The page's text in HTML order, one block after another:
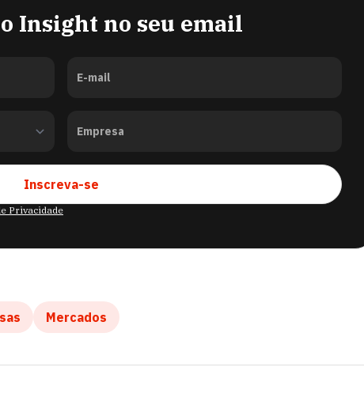
Insight no seu email
E-mail
Empresa
Inscreva-se
Privacidade
Mercados